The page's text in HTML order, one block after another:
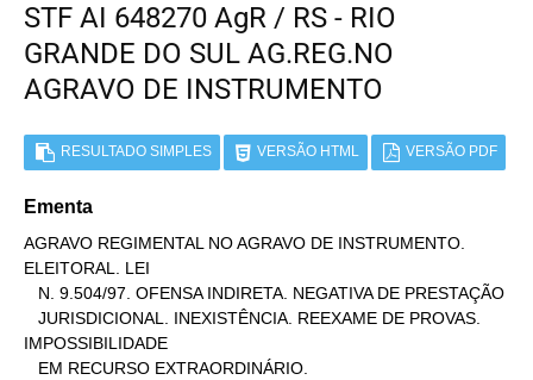
STF AI 648270 AgR / RS - RIO
GRANDE DO SUL AG.REG.NO
AGRAVO DE INSTRUMENTO
RESULTADO SIMPLES VERSÃO HTML VERSÃO PDF
Ementa
AGRAVO REGIMENTAL NO AGRAVO DE INSTRUMENTO.
ELEITORAL. LEI
IMPOSSIBILIDADE